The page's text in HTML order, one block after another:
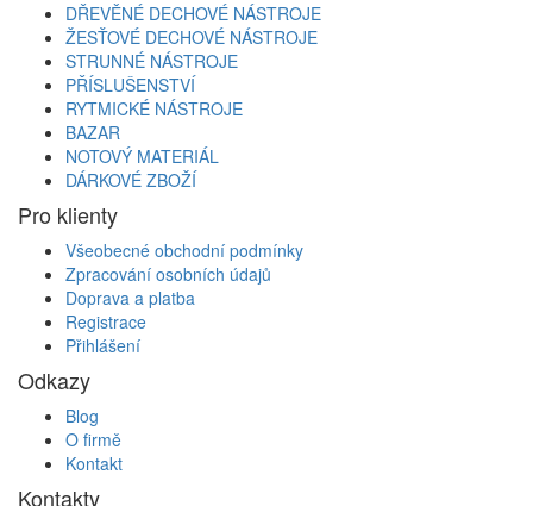
DŘEVĚNÉ DECHOVÉ NÁSTROJE
ŽESŤOVÉ DECHOVÉ NÁSTROJE
STRUNNÉ NÁSTROJE
PŘÍSLUŠENSTVÍ
RYTMICKÉ NÁSTROJE
BAZAR
NOTOVÝ MATERIÁL
DÁRKOVÉ ZBOŽÍ
Pro klienty
Všeobecné obchodní podmínky
Zpracování osobních údajů
Doprava a platba
Registrace
Přihlášení
Odkazy
Blog
O firmě
Kontakt
Kontakty